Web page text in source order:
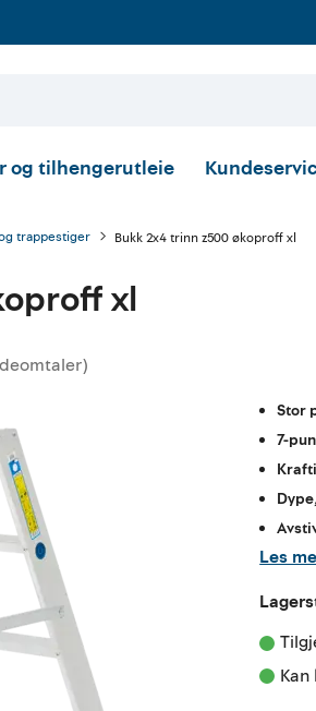
og tilhengerutleie
trappestiger Bukk 2x4 trinn z500 økoproff xl
xl
)
Stor
7-
Les